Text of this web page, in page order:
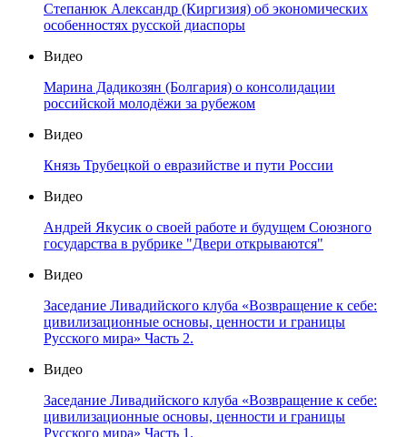
Степанюк Александр (Киргизия) об экономических
особенностях русской диаспоры
Видео
Марина Дадикозян (Болгария) о консолидации
российской молодёжи за рубежом
Видео
Князь Трубецкой о евразийстве и пути России
Видео
Андрей Якусик о своей работе и будущем Союзного
государства в рубрике "Двери открываются"
Видео
Заседание Ливадийского клуба «Возвращение к себе:
цивилизационные основы, ценности и границы
Русского мира» Часть 2.
Видео
Заседание Ливадийского клуба «Возвращение к себе:
цивилизационные основы, ценности и границы
Русского мира» Часть 1.